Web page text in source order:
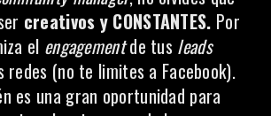
creativos y CONSTANTES. Por
el engagement de tus leads
redes (no te limites a Facebook).
es una gran oportunidad para